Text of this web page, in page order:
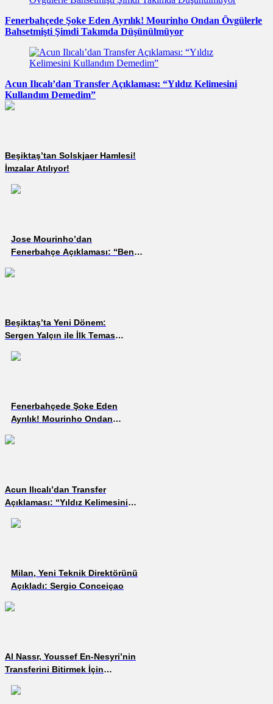
Fenerbahçede Şoke Eden Ayrılık! Mourinho Ondan Övgülerle
Bahsetmişti Şimdi Takımda Düşünülmüyor
Acun Ilıcalı’dan Transfer Açıklaması: “Yıldız Kelimesini
Kullandım Demedim”
Beşiktaş’tan Solskjaer Hamlesi!
İmzalar Atılıyor!
Jose Mourinho’dan
Fenerbahçe Açıklaması: “Beni
Dedim”
Beşiktaş’ta Yeni Dönem:
Sergen Yalçın ile İlk Temas
Fenerbahçede Şoke Eden
Ayrılık! Mourinho Ondan
Takımda Düşünülmüyor
Acun Ilıcalı’dan Transfer
Açıklaması: “Yıldız Kelimesini
Milan, Yeni Teknik Direktörünü
Açıkladı: Sergio Conceiçao
Al Nassr, Youssef En-Nesyri’nin
Transferini Bitirmek İçin